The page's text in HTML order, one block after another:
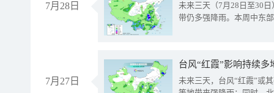
7月28日
未来三天（7月28日至30
带仍多强降雨。本周中东
7月27日
台风“红霞”影响持续
未来三天，台风“红霞”或